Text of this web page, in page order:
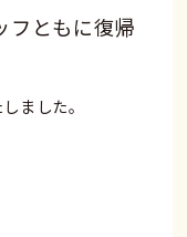
フともに復帰
ました。